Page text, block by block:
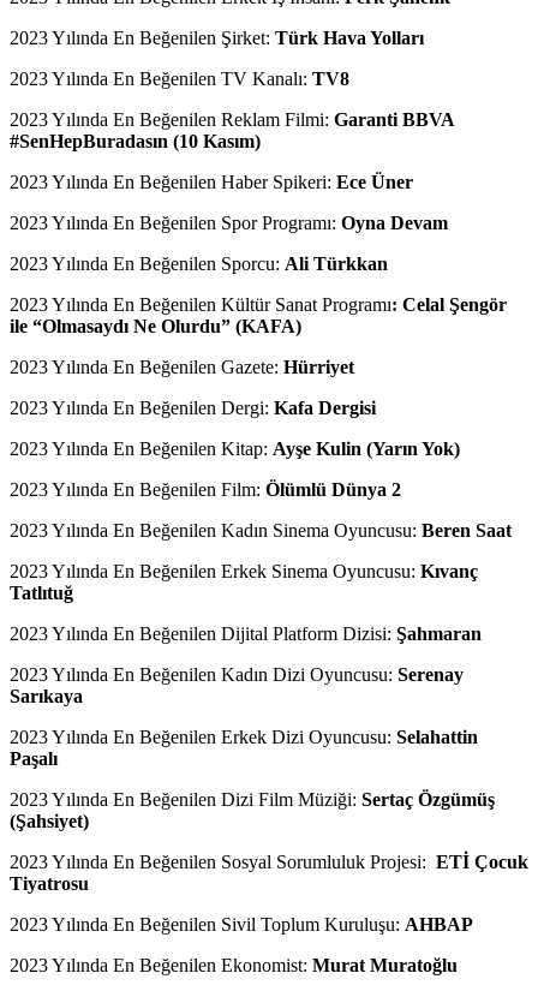
2023 Yılında En Beğenilen Şirket: Türk Hava Yolları
2023 Yılında En Beğenilen TV Kanalı: TV8
2023 Yılında En Beğenilen Reklam Filmi: Garanti BBVA
#SenHepBuradasın (10 Kasım)
2023 Yılında En Beğenilen Haber Spikeri: Ece Üner
2023 Yılında En Beğenilen Spor Programı: Oyna Devam
2023 Yılında En Beğenilen Sporcu: Ali Türkkan
2023 Yılında En Beğenilen Kültür Sanat Programı: Celal Şengör
ile “Olmasaydı Ne Olurdu” (KAFA)
2023 Yılında En Beğenilen Gazete: Hürriyet
2023 Yılında En Beğenilen Dergi: Kafa Dergisi
2023 Yılında En Beğenilen Kitap: Ayşe Kulin (Yarın Yok)
2023 Yılında En Beğenilen Film: Ölümlü Dünya 2
2023 Yılında En Beğenilen Kadın Sinema Oyuncusu: Beren Saat
2023 Yılında En Beğenilen Erkek Sinema Oyuncusu: Kıvanç
Tatlıtuğ
2023 Yılında En Beğenilen Dijital Platform Dizisi: Şahmaran
2023 Yılında En Beğenilen Kadın Dizi Oyuncusu: Serenay
Sarıkaya
2023 Yılında En Beğenilen Erkek Dizi Oyuncusu: Selahattin
Paşalı
2023 Yılında En Beğenilen Dizi Film Müziği: Sertaç Özgümüş
(Şahsiyet)
2023 Yılında En Beğenilen Sosyal Sorumluluk Projesi: ETİ Çocuk
Tiyatrosu
2023 Yılında En Beğenilen Sivil Toplum Kuruluşu: AHBAP
2023 Yılında En Beğenilen Ekonomist: Murat Muratoğlu